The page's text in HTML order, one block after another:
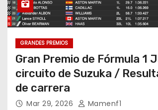
GRANDES PREMIOS
Gran Premio de Fórmula 1
circuito de Suzuka /
de carrera
Mar 29, 2026 Mamenf1